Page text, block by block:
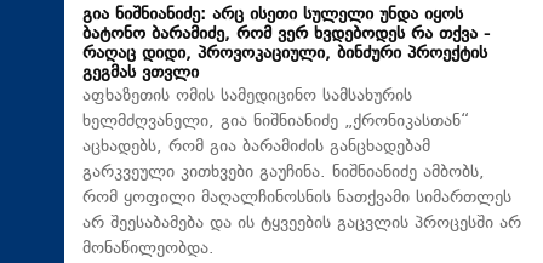
გია ნიშნიანიძე: არც ისეთი სულელი უნდა იყოს
ბატონო ბარამიძე, რომ ვერ ხვდებოდეს რა თქვა -
რაღაც დიდი, პროვოკაციული, ბინძური პროექტის
გეგმას ვთვლი
აფხაზეთის ომის სამედიცინო სამსახურის
ხელმძღვანელი, გია ნიშნიანიძე „ქრონიკასთან“
აცხადებს, რომ გია ბარამიძის განცხადებამ
გარკვეული კითხვები გაუჩინა. ნიშნიანიძე ამბობს,
რომ ყოფილი მაღალჩინოსნის ნათქვამი სიმართლეს
არ შეესაბამება და ის ტყვეების გაცვლის პროცესში არ
მონაწილეობდა.